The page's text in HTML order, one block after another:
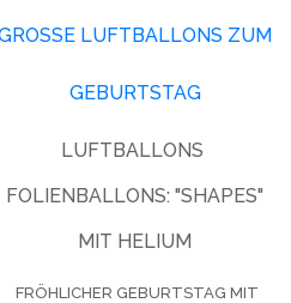
LUFTBALLONS ZUM G
EBURTSTAG
LUFTBALLONS
FOLIENBALLONS: "SHAPES"
MIT HELIUM
FRÖHLICHER GEBURTSTAG MIT